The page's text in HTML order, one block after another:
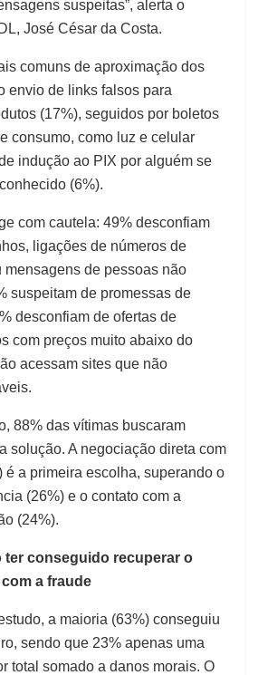
suspeitas”, alerta o
José César da Costa.
comuns de aproximação dos
envio de links falsos para
(17%), seguidos por boletos
consumo, como luz e celular
indução ao PIX por alguém se
(6%).
com cautela: 49% desconfiam
ligações de números de
mensagens de pessoas não
suspeitam de promessas de
desconfiam de ofertas de
com preços muito abaixo do
acessam sites que não
88% das vítimas buscaram
solução. A negociação direta com
é a primeira escolha, superando o
(26%) e o contato com a
(24%).
ter conseguido recuperar o
a fraude
a maioria (63%) conseguiu
sendo que 23% apenas uma
total somado a danos morais. O